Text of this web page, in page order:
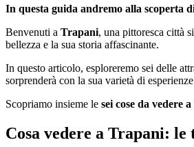
In questa guida andremo alla scoperta
Benvenuti a Trapani, una pittoresca città
bellezza e la sua storia affascinante.
In questo articolo, esploreremo sei delle
sorprenderà con la sua varietà di
Scopriamo insieme le sei cose da vedere
Cosa vedere a Trapani: le